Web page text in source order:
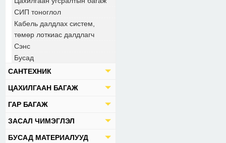
СИП тоноглол
Кабель далдлах систем,
төмөр лоткиас далдлагч
Сэнс
Бусад
САНТЕХНИК
ЦАХИЛГААН БАГАЖ
ГАР БАГАЖ
ЗАСАЛ ЧИМЭГЛЭЛ
БУСАД МАТЕРИАЛУУД